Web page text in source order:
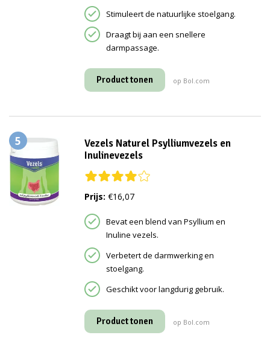
Stimuleert de natuurlijke stoelgang.
Draagt bij aan een snellere
darmpassage.
Product tonen op Bol.com
5
Vezels Naturel Psylliumvezels en
Inulinevezels
Prijs: €16,07
Bevat een blend van Psyllium en
Inuline vezels.
Verbetert de darmwerking en
stoelgang.
Geschikt voor langdurig gebruik.
Product tonen op Bol.com